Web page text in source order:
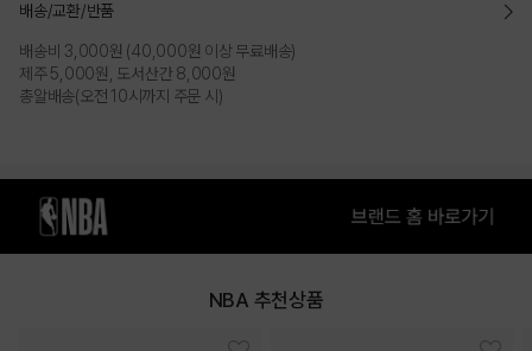
후면 P/L 스냅으로 사이즈를 조절하여 두상에 맞는편안한 핏으로 착용 가능함
둘레:59 / 높이:17.5 / 챙길이:7
배송/교환/반품
배송비 3,000원 (40,000원 이상 무료배송)
제주 5,000원, 도서산간 8,000원
총알배송(오전 10시까지 주문 시)
NBA 추천상품